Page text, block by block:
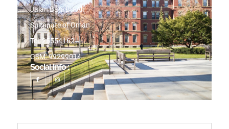
Jalan Bani Bu-Ali
Sultanate of Oman
Tel: 25554162
GSM: 99299014
Social info :
I
c
o
n
-
f
o
I
n
s
t
a
g